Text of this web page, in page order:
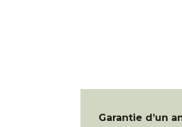
Garantie d’un